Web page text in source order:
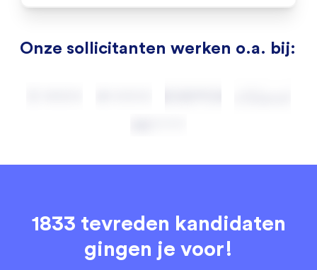
Onze sollicitanten werken o.a. bij:
1833 tevreden kandidaten
gingen je voor!